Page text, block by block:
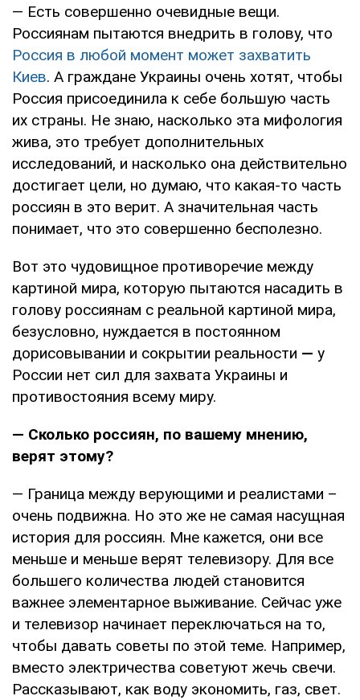
— Есть совершенно очевидные вещи.
Россиянам пытаются внедрить в голову, что
Россия в любой момент может захватить
Киев. А граждане Украины очень хотят, чтобы
Россия присоединила к себе большую часть
их страны. Не знаю, насколько эта мифология
жива, это требует дополнительных
исследований, и насколько она действительно
достигает цели, но думаю, что какая-то часть
россиян в это верит. А значительная часть
понимает, что это совершенно бесполезно.
Вот это чудовищное противоречие между
картиной мира, которую пытаются насадить в
голову россиянам с реальной картиной мира,
безусловно, нуждается в постоянном
дорисовывании и сокрытии реальности — у
России нет сил для захвата Украины и
противостояния всему миру.
— Сколько россиян, по вашему мнению,
верят этому?
— Граница между верующими и реалистами –
очень подвижна. Но это же не самая насущная
история для россиян. Мне кажется, они все
меньше и меньше верят телевизору. Для все
большего количества людей становится
важнее элементарное выживание. Сейчас уже
и телевизор начинает переключаться на то,
чтобы давать советы по этой теме. Например,
вместо электричества советуют жечь свечи.
Рассказывают, как воду экономить, газ, свет.